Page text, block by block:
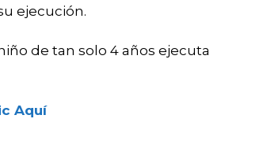
ejecución.
de tan solo 4 años ejecuta
Aquí